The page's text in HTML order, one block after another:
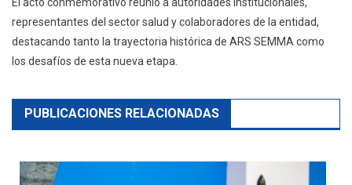
representantes del sector salud y colaboradores de la entidad,
destacando tanto la trayectoria histórica de ARS SEMMA como
los desafíos de esta nueva etapa.
PUBLICACIONES RELACIONADAS